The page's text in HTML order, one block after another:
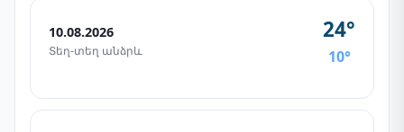
10.08.2026
Տեղ-տեղ անձրև
24°
10°